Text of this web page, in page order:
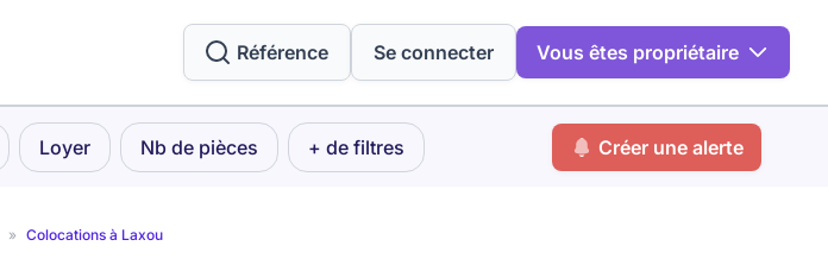
Référence Se connecter Vous êtes propriétaire
Loyer Nb de pièces + de filtres Créer une alerte
» Colocations à Laxou